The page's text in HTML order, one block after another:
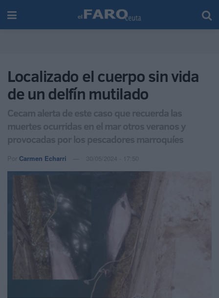
Localizado el cuerpo sin vida
de un delfín mutilado
Cecam alerta de este caso que recuerda las
muertes ocurridas en el mar otros veranos y
provocadas por los pescadores marroquíes
Por Carmen Echarri 30/05/2024 - 17:50